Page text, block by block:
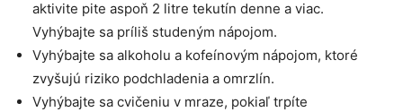
aktivite pite aspoň 2 litre tekutín denne a viac.
Vyhýbajte sa príliš studeným nápojom.
Vyhýbajte sa alkoholu a kofeínovým nápojom, ktoré
zvyšujú riziko podchladenia a omrzlín.
Vyhýbajte sa cvičeniu v mraze, pokiaľ trpíte